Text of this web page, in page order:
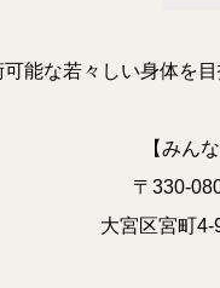
能な若々しい身体を
【みん
〒330-
大宮区宮町